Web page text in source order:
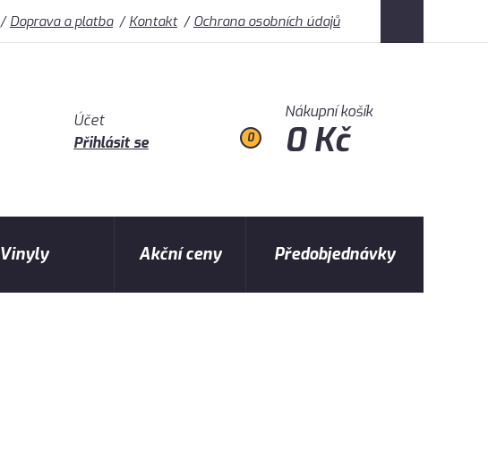
Doprava a platba Kontakt Ochrana osobních údajů
Účet
Přihlásit se
0
Nákupní košík
0 Kč
Vinyly Akční ceny Předobjednávky